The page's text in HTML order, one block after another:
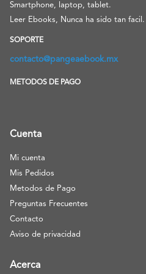
Smartphone, laptop, tablet.
Leer Ebooks, Nunca ha sido tan facil.
SOPORTE
contacto@pangeaebook.mx
METODOS DE PAGO
Cuenta
Mi cuenta
Mis Pedidos
Metodos de Pago
Preguntas Frecuentes
Contacto
Aviso de privacidad
Acerca